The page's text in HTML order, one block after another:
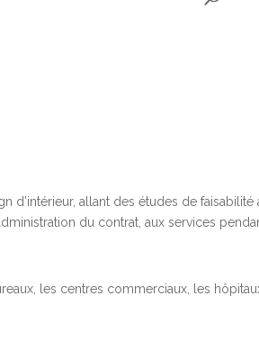
d’intérieur, allant des études de
du contrat, aux services
les centres commerciaux, les